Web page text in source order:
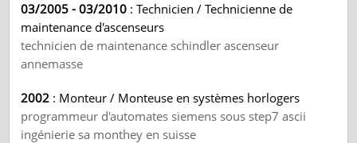
03/2005 - 03/2010 : Technicien / Technicienne de
maintenance d'ascenseurs
technicien de maintenance schindler ascenseur
annemasse
2002 : Monteur / Monteuse en systèmes horlogers
programmeur d'automates siemens sous step7 ascii
ingénierie sa monthey en suisse